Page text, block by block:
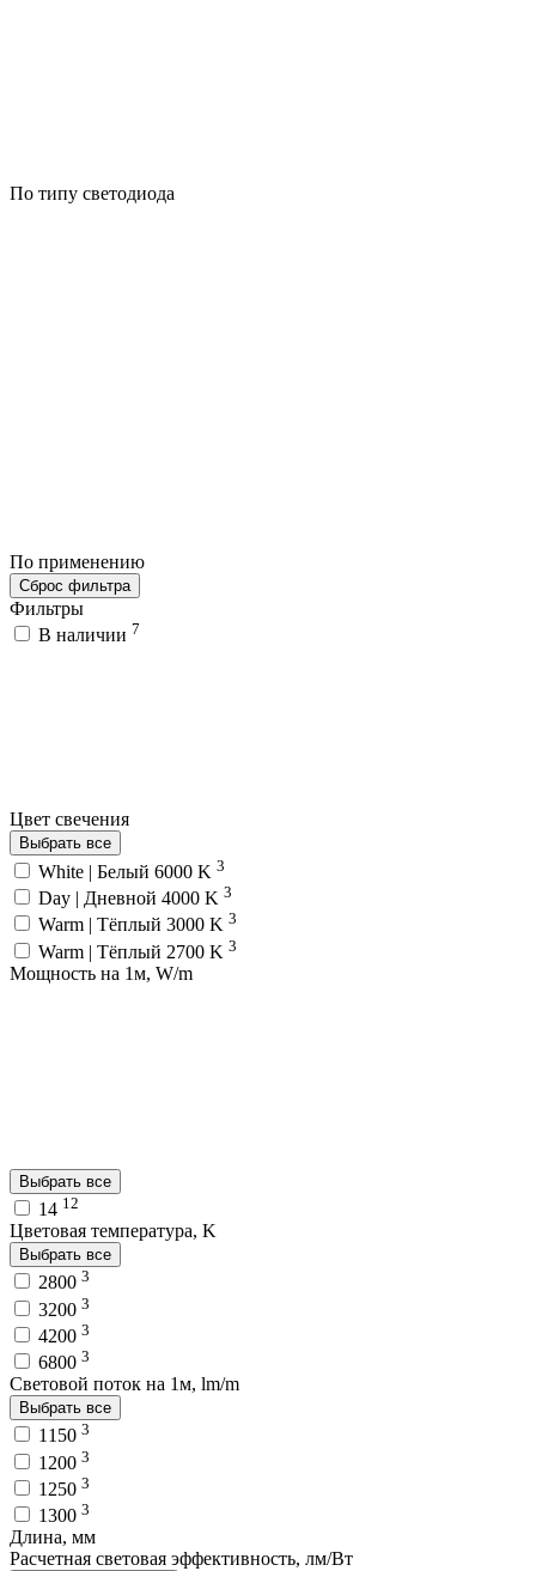
По типу светодиода
По применению
Сброс фильтра
Фильтры
В наличии 7
Цвет свечения
Выбрать все
White | Белый 6000 K 3
Day | Дневной 4000 K 3
Warm | Тёплый 3000 K 3
Warm | Тёплый 2700 K 3
Мощность на 1м, W/m
Выбрать все
14 12
Цветовая температура, K
Выбрать все
2800 3
3200 3
4200 3
6800 3
Световой поток на 1м, lm/m
Выбрать все
1150 3
1200 3
1250 3
1300 3
Длина, мм
Расчетная световая эффективность, лм/Вт